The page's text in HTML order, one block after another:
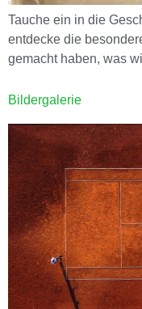
Tauche ein in die
entdecke die
gemacht haben, was
Bildergalerie